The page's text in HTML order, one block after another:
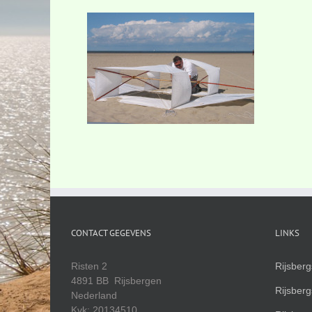
CONTACT GEGEVENS
Risten 2
4891 BB Rijsbergen
Nederland
LINKS